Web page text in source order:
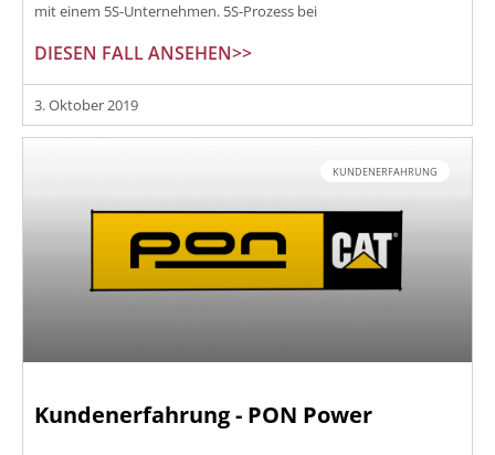
mit einem 5S-Unternehmen. 5S-Prozess bei
DIESEN FALL ANSEHEN>>
3. Oktober 2019
KUNDENERFAHRUNG
Kundenerfahrung - PON Power